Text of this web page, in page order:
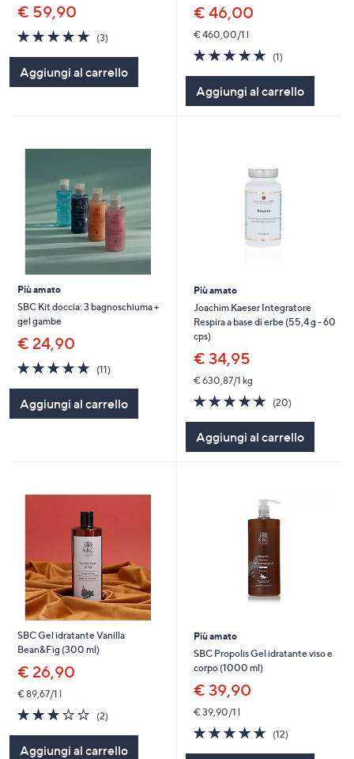
€ 59,90
5.0
of
Stars
(3)3
Aggiungi al carrello
€ 46,00
€ 460,00/1 l
5.0
of
Stars
(1)1
Aggiungi al carrello
Più amato
SBC Kit doccia: 3 bagnoschiuma +
gel gambe
€ 24,90
4.9
of
Stars
(11)11
Aggiungi al carrello
Più amato
Joachim Kaeser Integratore
Respira a base di erbe (55,4 g - 60
cps)
€ 34,95
€ 630,87/1 kg
5.0
of
Stars
(20)20
Aggiungi al carrello
SBC Gel idratante Vanilla
Bean&Fig (300 ml)
€ 26,90
€ 89,67/1 l
3.0
of
Stars
(2)2
Aggiungi al carrello
Più amato
SBC Propolis Gel idratante viso e
corpo (1000 ml)
€ 39,90
€ 39,90/1 l
4.7
of
(12)12